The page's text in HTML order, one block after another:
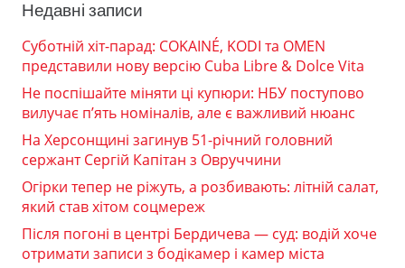
Недавні записи
Суботній хіт-парад: COKAINÉ, KODI та OMEN
представили нову версію Cuba Libre & Dolce Vita
Не поспішайте міняти ці купюри: НБУ поступово
вилучає п’ять номіналів, але є важливий нюанс
На Херсонщині загинув 51-річний головний
сержант Сергій Капітан з Овруччини
Огірки тепер не ріжуть, а розбивають: літній салат,
який став хітом соцмереж
Після погоні в центрі Бердичева — суд: водій хоче
отримати записи з бодікамер і камер міста